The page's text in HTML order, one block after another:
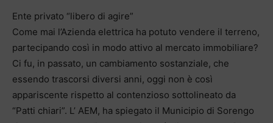
Ente privato “libero di agire”
Come mai l’Azienda elettrica ha potuto vendere il terreno,
partecipando così in modo attivo al mercato immobiliare?
Ci fu, in passato, un cambiamento sostanziale, che
essendo trascorsi diversi anni, oggi non è così
appariscente rispetto al contenzioso sottolineato da
“Patti chiari”. L’ AEM, ha spiegato il Municipio di Sorengo